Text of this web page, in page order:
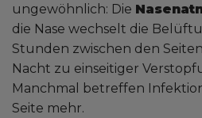
ungewöhnlich: Die
die Nase wechselt die
Stunden zwischen den
Nacht zu einseitiger
Manchmal betreffen
Seite mehr.